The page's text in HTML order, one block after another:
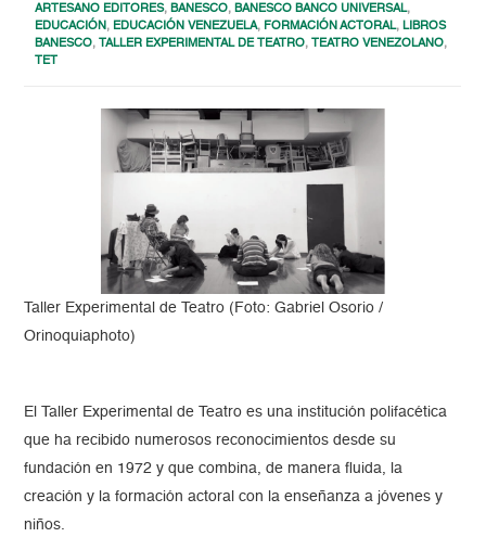
ARTESANO EDITORES,BANESCO,BANESCO BANCO UNIVERSAL,
EDUCACIÓN, EDUCACIÓN VENEZUELA, FORMACIÓN ACTORAL,LIBROS
BANESCO, TALLER EXPERIMENTAL DE TEATRO, TEATRO VENEZOLANO,
TET
Taller Experimental de Teatro (Foto: Gabriel Osorio /
Orinoquiaphoto)
El Taller Experimental de Teatro es una institución polifacética
que ha recibido numerosos reconocimientos desde su
fundación en 1972 y que combina, de manera fluida, la
creación y la formación actoral con la enseñanza a jóvenes y
niños.